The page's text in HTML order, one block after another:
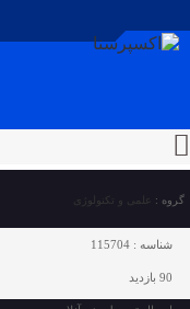
گروه : علمی و تکنولوژی
شناسه : 115704
90 بازدید